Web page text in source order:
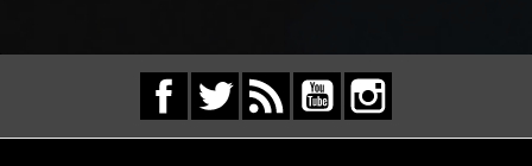
FacebookTwitter Rss YouTube